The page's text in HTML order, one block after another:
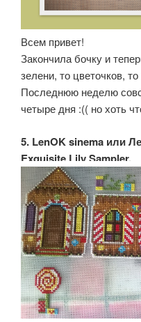
Всем привет!
Закончила бочку и
зелени, то цветочков,
Последнюю неделю
четыре дня :(( но хоть
5. LenOK sinema или
Exquisite Lily Sampler.